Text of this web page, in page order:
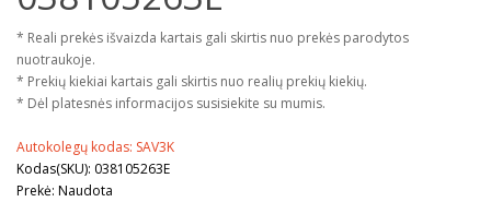
* Reali prekės išvaizda kartais gali skirtis nuo prekės parodytos
nuotraukoje.
* Prekių kiekiai kartais gali skirtis nuo realių prekių kiekių.
* Dėl platesnės informacijos susisiekite su mumis.
Autokolegų kodas: SAV3K
Kodas(SKU): 038105263E
Prekė: Naudota